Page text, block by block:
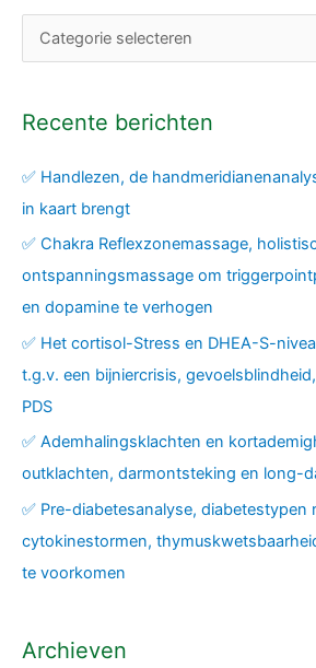
Recente berichten
✅ Handlezen, de
in kaart brengt
✅ Chakra Reflexzonemassage,
ontspanningsmassage om
en dopamine te verhogen
✅ Het cortisol-Stress en DHEA-S-
t.g.v. een bijniercrisis,
PDS
✅ Ademhalingsklachten en
outklachten, darmontsteking en long-
✅ Pre-diabetesanalyse, diabetestypen
cytokinestormen,
te voorkomen
Archieven